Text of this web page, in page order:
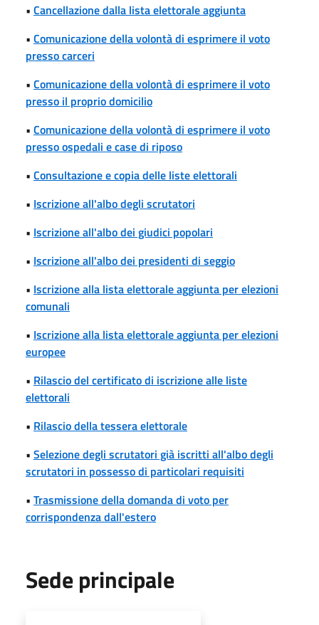
• Cancellazione dalla lista elettorale aggiunta
• Comunicazione della volontà di esprimere il voto
presso carceri
• Comunicazione della volontà di esprimere il voto
presso il proprio domicilio
• Comunicazione della volontà di esprimere il voto
presso ospedali e case di riposo
• Consultazione e copia delle liste elettorali
• Iscrizione all'albo degli scrutatori
• Iscrizione all'albo dei giudici popolari
• Iscrizione all'albo dei presidenti di seggio
• Iscrizione alla lista elettorale aggiunta per elezioni
comunali
• Iscrizione alla lista elettorale aggiunta per elezioni
europee
• Rilascio del certificato di iscrizione alle liste
elettorali
• Rilascio della tessera elettorale
• Selezione degli scrutatori già iscritti all'albo degli
scrutatori in possesso di particolari requisiti
• Trasmissione della domanda di voto per
corrispondenza dall'estero
Sede principale